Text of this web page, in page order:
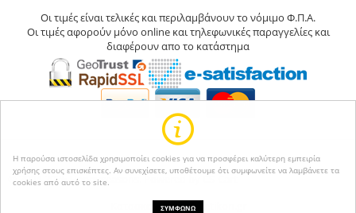
Η παρούσα ιστοσελίδα χρησιμοποίει cookies για να προσφέρει καλύτερη εμπειρία
χρήσης στους επισκέπτες. Αν συνεχίσετε, υποθέτουμε ότι συμφωνείτε να λαμβάνετε τα
cookies από αυτό το site.
ΣΥΜΦΩΝΩ
Οι τιμές είναι τελικές και περιλαμβάνουν το νόμιμο Φ.Π.Α.
Οι τιμές αφορούν μόνο online και τηλεφωνικές παραγγελίες και
διαφέρουν απο το κατάστημα
© 2004-2026 Happyseasons.Powered by CS-Cart
Κατασκευή eshop netikon.gr